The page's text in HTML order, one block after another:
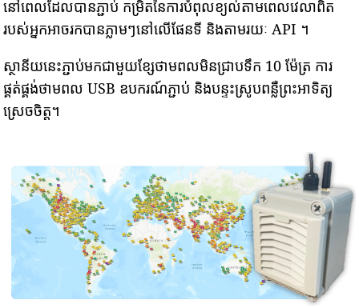
នៅពេលដែលបានភ្ជាប់ កម្រិតនៃការបំពុលខ្យល់តាមពេលវេលាពិត
របស់អ្នកអាចរកបានភ្លាមៗនៅលើផែនទី និងតាមរយៈ API ។
ស្ថានីយនេះភ្ជាប់មកជាមួយខ្សែថាមពលមិនជ្រាបទឹក 10 ម៉ែត្រ ការ
ផ្គត់ផ្គង់ថាមពល USB ឧបករណ៍ភ្ជាប់ និងបន្ទះស្រូបពន្លឺព្រះអាទិត្យ
ស្រេចចិត្ត។